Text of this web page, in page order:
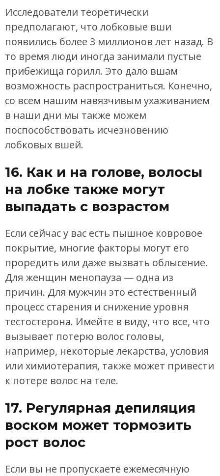
Исследователи теоретически
предполагают, что лобковые вши
появились более 3 миллионов лет назад. В
то время люди иногда занимали пустые
прибежища горилл. Это дало вшам
возможность распространиться. Конечно,
со всем нашим навязчивым ухаживанием
в наши дни мы также можем
поспособствовать исчезновению
лобковых вшей.
16. Как и на голове, волосы
на лобке также могут
выпадать с возрастом
Если сейчас у вас есть пышное ковровое
покрытие, многие факторы могут его
проредить или даже вызвать облысение.
Для женщин менопауза — одна из
причин. Для мужчин это естественный
процесс старения и снижение уровня
тестостерона. Имейте в виду, что все, что
вызывает потерю волос головы,
например, некоторые лекарства, условия
или химиотерапия, также может привести
к потере волос на теле.
17. Регулярная депиляция
воском может тормозить
рост волос
Если вы не пропускаете ежемесячную